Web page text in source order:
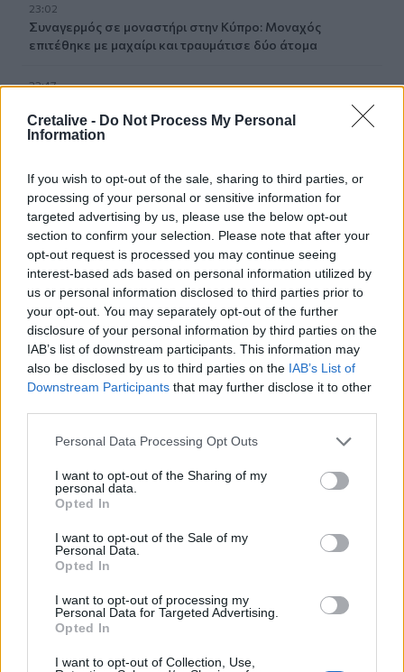
Cretalive - Do Not Process My Personal
Information
If you wish to opt-out of the sale, sharing to third parties, or
processing of your personal or sensitive information for
targeted advertising by us, please use the below opt-out
section to confirm your selection. Please note that after your
opt-out request is processed you may continue seeing
interest-based ads based on personal information utilized by
us or personal information disclosed to third parties prior to
your opt-out. You may separately opt-out of the further
disclosure of your personal information by third parties on the
IAB’s list of downstream participants. This information may
also be disclosed by us to third parties on the IAB’s List of
Downstream Participants that may further disclose it to other
Personal Data Processing Opt Outs
I want to opt-out of the Sharing of my
personal data.
Opted In
I want to opt-out of the Sale of my
Personal Data.
Opted In
I want to opt-out of processing my
Personal Data for Targeted Advertising.
Opted In
I want to opt-out of Collection, Use,
23:02
Συναγερμός σε μοναστήρι στην Κύπρο: Μοναχός
επιτέθηκε με μαχαίρι και τραυμάτισε δύο άτομα
22:47
Σητεία: Φωτιά στα Αχλάδια, δύσκολη μάχη με τις φλόγες
- Βίντεο
Βρετανία: Κατά συρροή δολοφόνος καταδικάστηκε για
δύο δολοφονίες γυναικών - Η συγγνώμη από την
αστυνομία
22:32
Πανεπιστήμιο Κρήτης: 3,35 εκατ. ευρώ από το Υπουργείο
Παιδείας, για το στεγαστικό επίδομα των φοιτητών
22:22
Ηράκλειο: “Σκουπίδια κατάχαμα, μια ψησταριά στο
πουθενά κι ένα αμάξι παρατημένο στο πάρκο”
πολύ υψηλός κίνδυνος πυρκαγιάς!
ΣΧΕΤΙΚA AΡΘΡΑ